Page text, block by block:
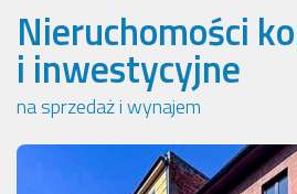
Nieruchomości
i inwestycyjne
na sprzedaż i wynajem